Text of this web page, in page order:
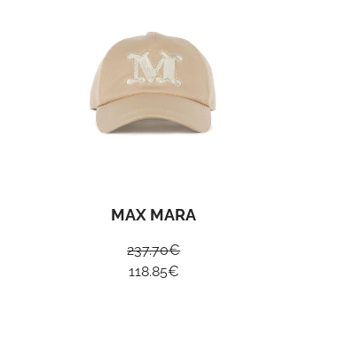
MAX MARA
237.70€
118.85€